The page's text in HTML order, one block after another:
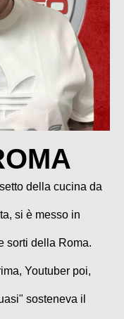
della cucina da
si è messo in
sorti della Roma.
Youtuber poi,
sosteneva il